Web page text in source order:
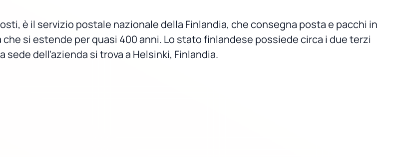
è il servizio postale nazionale della Finlandia, che consegna posta e pacchi in
si estende per quasi 400 anni. Lo stato finlandese possiede circa i due terzi
dell'azienda si trova a Helsinki, Finlandia.